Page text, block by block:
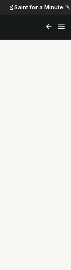
Saint for a Minute